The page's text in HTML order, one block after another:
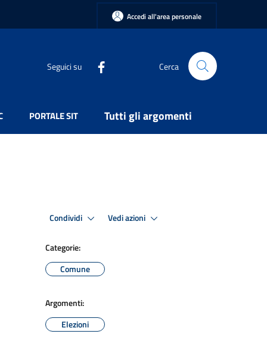
Accedi all'area personale
Seguici su Cerca
PORTALE SIT Tutti gli argomenti
Condividi Vedi azioni
Categorie:
Comune
Argomenti:
Elezioni